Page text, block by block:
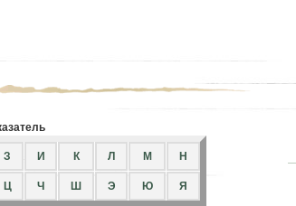
З И К Л М Н
Ц Ч Ш Э Ю Я